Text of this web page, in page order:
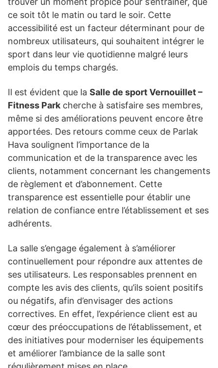
ce soit tôt le matin ou tard le soir. Cette
accessibilité est un facteur déterminant pour de
nombreux utilisateurs, qui souhaitent intégrer le
sport dans leur vie quotidienne malgré leurs
emplois du temps chargés.
Il est évident que la Salle de sport Vernouillet –
Fitness Park cherche à satisfaire ses membres,
même si des améliorations peuvent encore être
apportées. Des retours comme ceux de Parlak
Hava soulignent l’importance de la
communication et de la transparence avec les
clients, notamment concernant les changements
de règlement et d’abonnement. Cette
transparence est essentielle pour établir une
relation de confiance entre l’établissement et ses
adhérents.
La salle s’engage également à s’améliorer
continuellement pour répondre aux attentes de
ses utilisateurs. Les responsables prennent en
compte les avis des clients, qu’ils soient positifs
ou négatifs, afin d’envisager des actions
correctives. En effet, l’expérience client est au
cœur des préoccupations de l’établissement, et
des initiatives pour moderniser les équipements
et améliorer l’ambiance de la salle sont